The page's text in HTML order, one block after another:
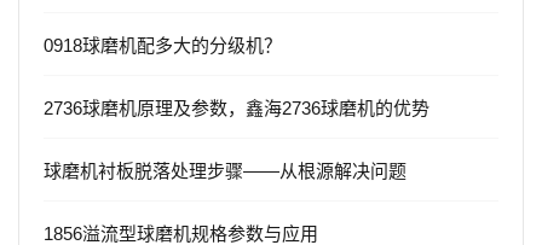
0918球磨机配多大的分级机？
2736球磨机原理及参数，鑫海2736球磨机的优势
球磨机衬板脱落处理步骤——从根源解决问题
1856溢流型球磨机规格参数与应用